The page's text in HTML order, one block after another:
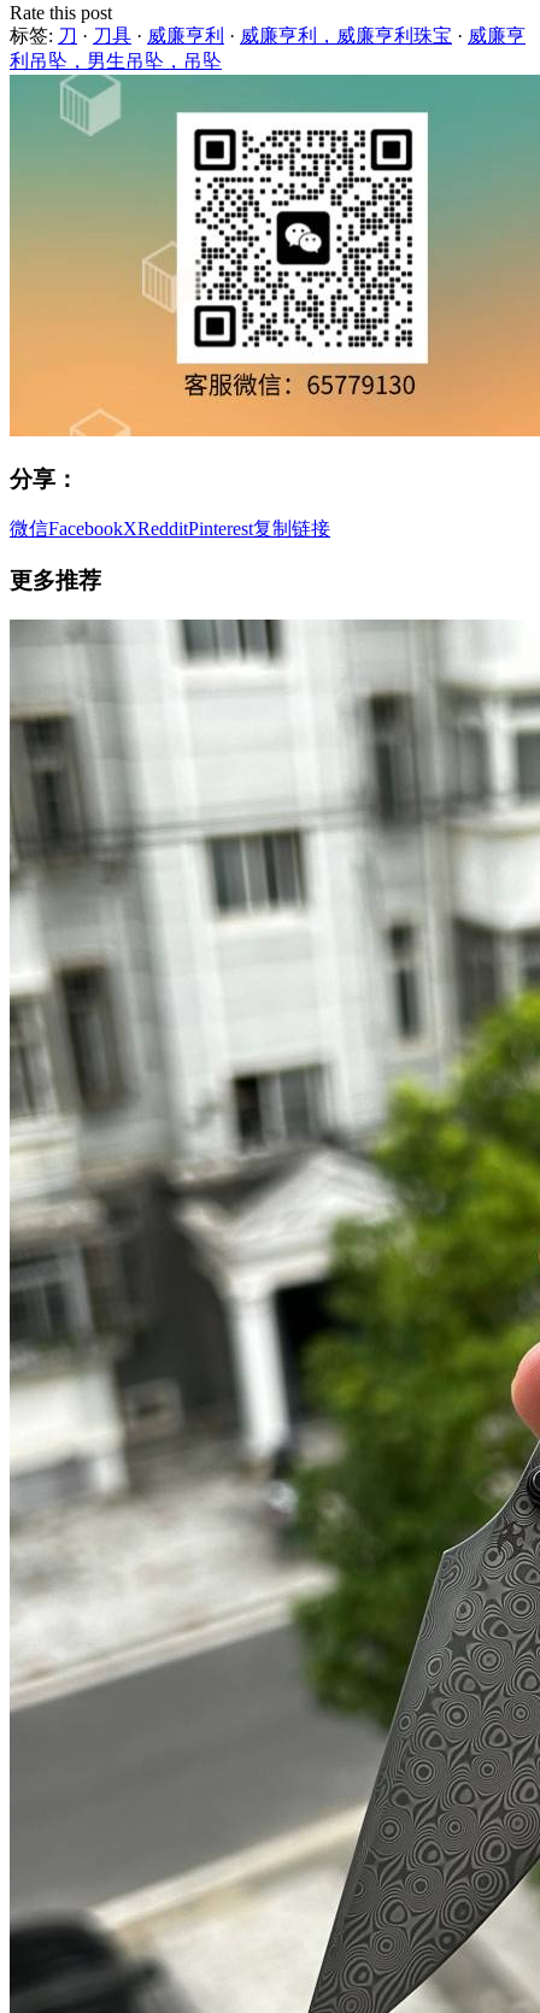
Rate this post
标签: 刀 · 刀具 · 威廉亨利 · 威廉亨利，威廉亨利珠宝 · 威廉亨
利吊坠，男生吊坠，吊坠
分享：
微信FacebookXRedditPinterest复制链接
更多推荐